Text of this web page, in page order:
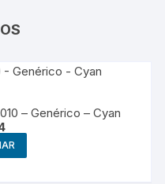
– Genérico – Cyan